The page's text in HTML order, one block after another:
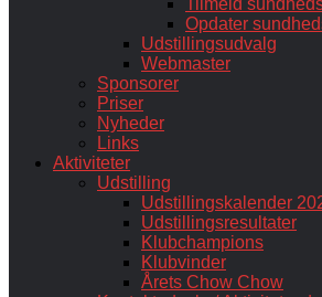
Tilmeld
Opdater
Udstillingsudvalg
Webmaster
Sponsorer
Priser
Nyheder
Links
Aktiviteter
Udstilling
Udstillingskalender
Udstillingsresultater
Klubchampions
Klubvinder
Årets Chow Chow